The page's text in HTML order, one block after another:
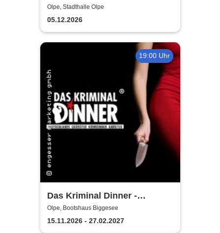
& Freunde 2026
Olpe, Stadthalle Olpe
05.12.2026
19:00 Uhr
Das Kriminal Dinner -
Sherlock Holmes
Olpe, Bootshaus Biggesee
15.11.2026 - 27.02.2027